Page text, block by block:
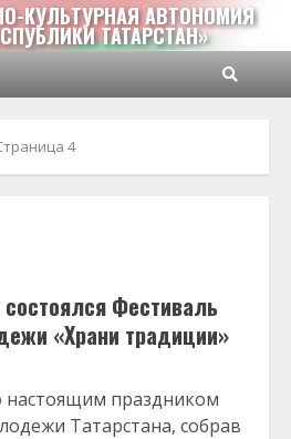
КУЛЬТУРНАЯ АВТОНОМИЯ
ТАТАРСТАН»
4
Фестиваль
«Храни традиции»
настоящим праздником
Татарстана, собрав